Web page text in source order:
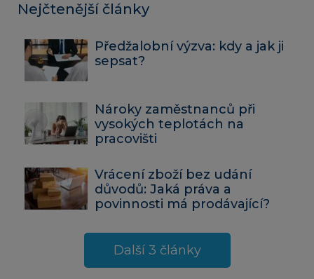
Nejčtenější články
Předžalobní výzva: kdy a jak ji
sepsat?
Nároky zaměstnanců při
vysokých teplotách na
pracovišti
Vrácení zboží bez udání
důvodů: Jaká práva a
povinnosti má prodávající?
Další 3 články